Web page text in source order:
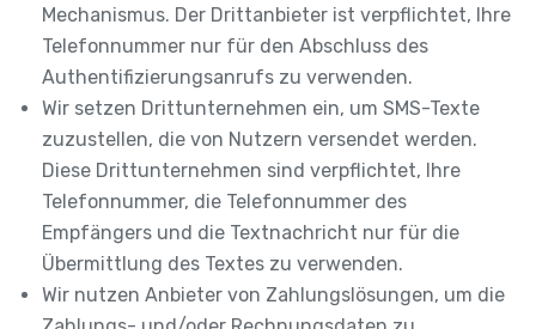
Mechanismus. Der Drittanbieter ist verpflichtet, Ihre
Telefonnummer nur für den Abschluss des
Authentifizierungsanrufs zu verwenden.
Wir setzen Drittunternehmen ein, um SMS-Texte
zuzustellen, die von Nutzern versendet werden.
Diese Drittunternehmen sind verpflichtet, Ihre
Telefonnummer, die Telefonnummer des
Empfängers und die Textnachricht nur für die
Übermittlung des Textes zu verwenden.
Wir nutzen Anbieter von Zahlungslösungen, um die